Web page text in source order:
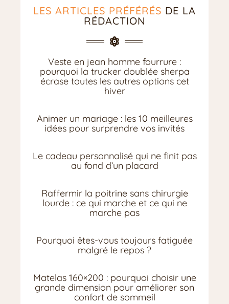
LES ARTICLES PRÉFÉRÉS DE LA
RÉDACTION
Veste en jean homme fourrure :
pourquoi la trucker doublée sherpa
écrase toutes les autres options cet
hiver
Animer un mariage : les 10 meilleures
idées pour surprendre vos invités
Le cadeau personnalisé qui ne finit pas
au fond d’un placard
Raffermir la poitrine sans chirurgie
lourde : ce qui marche et ce qui ne
marche pas
Pourquoi êtes-vous toujours fatiguée
malgré le repos ?
Matelas 160×200 : pourquoi choisir une
grande dimension pour améliorer son
confort de sommeil